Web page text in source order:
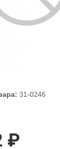
31-0246
₽